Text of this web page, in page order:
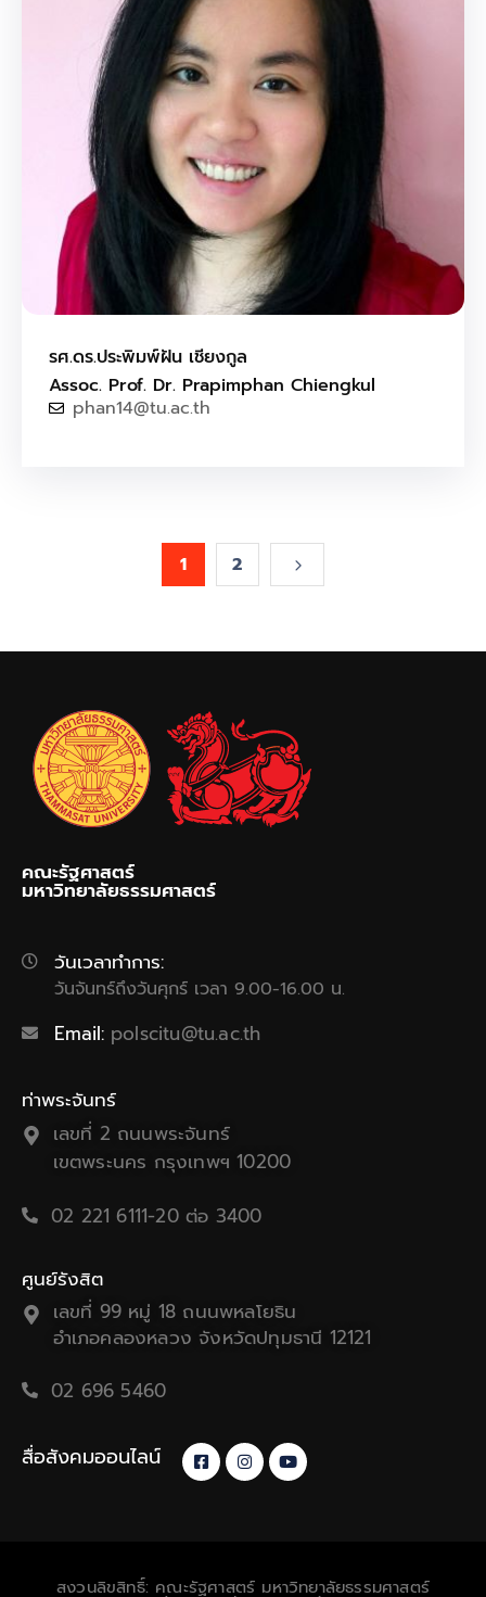
รศ.ดร.ประพิมพ์ฝัน เชียงกูล
Assoc. Prof. Dr. Prapimphan Chiengkul
phan14@tu.ac.th
1 2
คณะรัฐศาสตร์
มหาวิทยาลัยธรรมศาสตร์
วันเวลาทำการ:
วันจันทร์ถึงวันศุกร์ เวลา 9.00-16.00 น.
Email: polscitu@tu.ac.th
ท่าพระจันทร์
เลขที่ 2 ถนนพระจันทร์
เขตพระนคร กรุงเทพฯ 10200
02 221 6111-20 ต่อ 3400
ศูนย์รังสิต
เลขที่ 99 หมู่ 18 ถนนพหลโยธิน
อำเภอคลองหลวง จังหวัดปทุมธานี 12121
02 696 5460
สื่อสังคมออนไลน์
สงวนลิขสิทธิ์: คณะรัฐศาสตร์ มหาวิทยาลัยธรรมศาสตร์